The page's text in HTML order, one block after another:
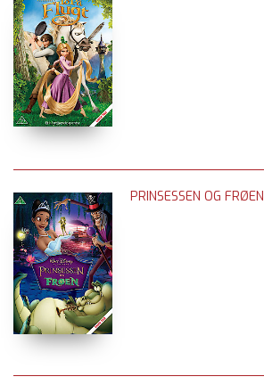
PRINSESSEN OG FRØEN